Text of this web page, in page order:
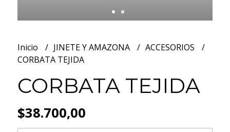
Inicio JINETE Y AMAZONA
ACCESORIOS
CORBATA TEJIDA
CORBATA TEJIDA
$38.700,00